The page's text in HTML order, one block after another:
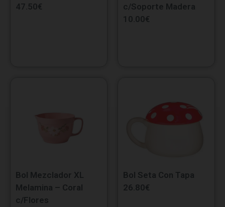
47.50€
c/Soporte Madera
10.00€
Bol Mezclador XL
Melamina – Coral
c/Flores
Bol Seta Con Tapa
26.80€